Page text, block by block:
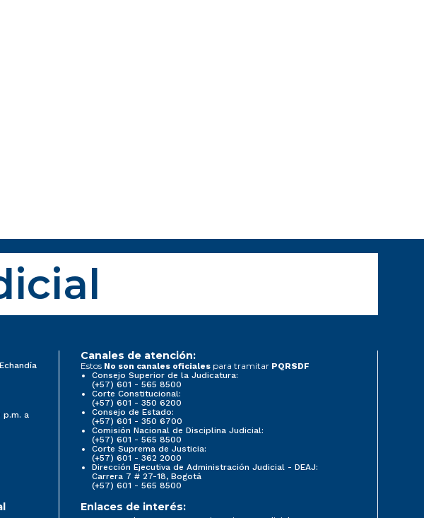
p.m. a
Canales de atención:
Estos No son canales oficiales para tramitar PQRSDF
Consejo Superior de la Judicatura:
(+57) 601 - 565 8500
Corte Constitucional:
(+57) 601 - 350 6200
Consejo de Estado:
(+57) 601 - 350 6700
Comisión Nacional de Disciplina Judicial:
(+57) 601 - 565 8500
Corte Suprema de Justicia:
(+57) 601 - 362 2000
Dirección Ejecutiva de Administración Judicial - DEAJ:
Carrera 7 # 27-18, Bogotá
(+57) 601 - 565 8500
Enlaces de interés: